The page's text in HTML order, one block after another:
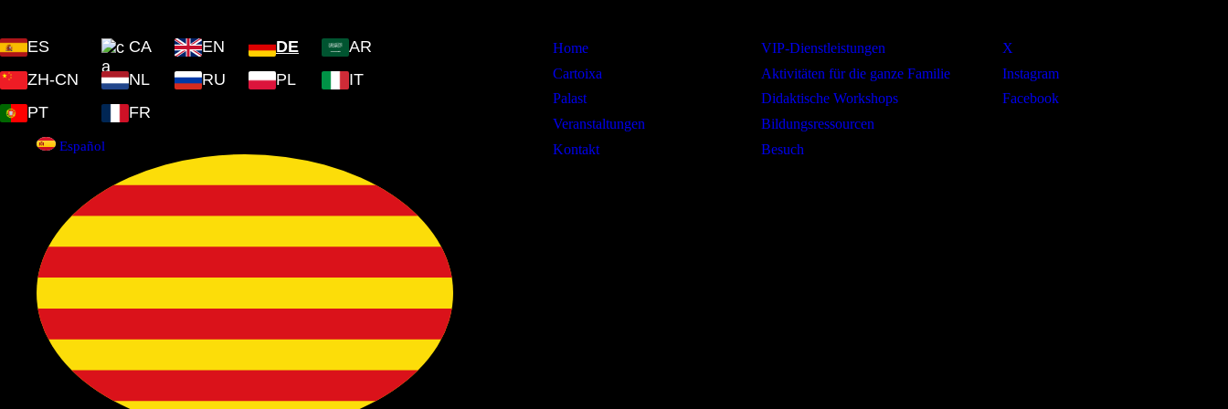
ES CA EN DE
AR
ZH-CN
NL RU PL
IT
PT
FR
Español
Home
Cartoixa
Palast
Veranstaltungen
Kontakt
VIP-Dienstleistungen
Aktivitäten für die ganze Familie
Didaktische Workshops
Bildungsressourcen
Besuch
X
Instagram
Facebook